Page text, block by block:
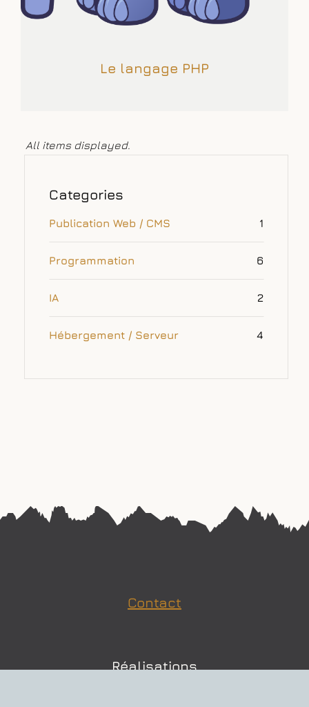
Le langage PHP
Publication Web / CMS
Programmation 6
IA 2
Hébergement / Serveur 4